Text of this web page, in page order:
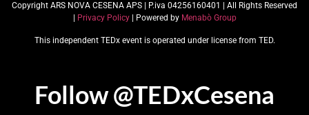
Copyright ARS NOVA CESENA APS | P.iva 04256160401 | All Rights Reserved
Privacy Policy| Powered by Menabò Group
This independent TEDx event is operated under license from TED.
Follow @TEDxCesena